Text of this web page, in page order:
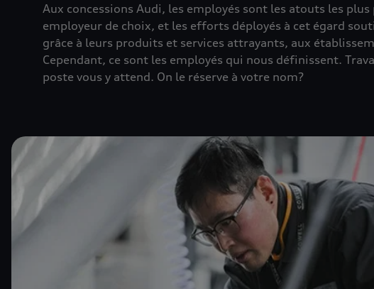
Aux concessions Audi, les employés sont les atouts les
employeur de choix, et les efforts déployés à cet égard
grâce à leurs produits et services attrayants, aux
Cependant, ce sont les employés qui nous définissent.
poste vous y attend. On le réserve à votre nom?